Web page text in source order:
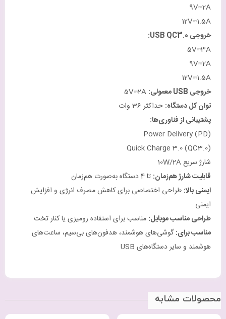
9V⎓2A
12V⎓1.5A
خروجی
5V⎓3A
9V⎓2A
12V⎓1.5A
خروجی
معمولی:
توان کل دستگاه: حداکثر 36 وات
پشتیبانی از فناوری‌ها:
Power Delivery (PD)
Quick Charge 3.0 (QC3.0)
شارژ سریع 10W/2A
قابلیت شارژ هم‌زمان: تا 4 دستگاه به‌صورت هم‌زمان
ایمنی بالا: طراحی اختصاصی برای کاهش مصرف انرژی و افزایش
ایمنی
طراحی مناسب موبایل: مناسب برای استفاده رومیزی یا کنار تخت
مناسب برای:گوشی‌های هوشمند، هدفون‌های بی‌سیم، ساعت‌های
هوشمند و سایر دستگاه‌های USB
محصولات مشابه